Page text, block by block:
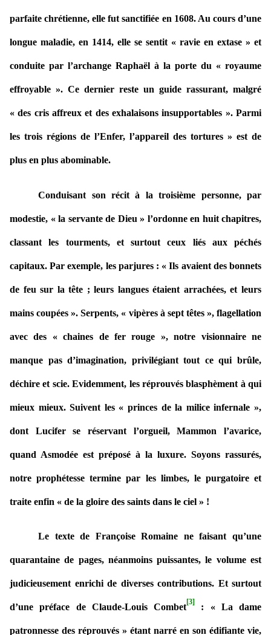
parfaite chrétienne, elle fut sanctifiée en 1608. Au cours d’une
longue maladie, en 1414, elle se sentit « ravie en extase » et
conduite par l’archange Raphaël à la porte du « royaume
effroyable ». Ce dernier reste un guide rassurant, malgré
« des cris affreux et des exhalaisons insupportables ». Parmi
les trois régions de l’Enfer, l’appareil des tortures » est de
plus en plus abominable.
Conduisant son récit à la troisième personne, par
modestie, « la servante de Dieu » l’ordonne en huit chapitres,
classant les tourments, et surtout ceux liés aux péchés
capitaux. Par exemple, les parjures : « Ils avaient des bonnets
de feu sur la tête ; leurs langues étaient arrachées, et leurs
mains coupées ». Serpents, « vipères à sept têtes », flagellation
avec des « chaines de fer rouge », notre visionnaire ne
manque pas d’imagination, privilégiant tout ce qui brûle,
déchire et scie. Evidemment, les réprouvés blasphèment à qui
mieux mieux. Suivent les « princes de la milice infernale »,
dont Lucifer se réservant l’orgueil, Mammon l’avarice,
quand Asmodée est préposé à la luxure. Soyons rassurés,
notre prophétesse termine par les limbes, le purgatoire et
traite enfin « de la gloire des saints dans le ciel » !
Le texte de Françoise Romaine ne faisant qu’une
quarantaine de pages, néanmoins puissantes, le volume est
judicieusement enrichi de diverses contributions. Et surtout
d’une préface de Claude-Louis Combet[3] : « La dame
patronnesse des réprouvés » étant narré en son édifiante vie,